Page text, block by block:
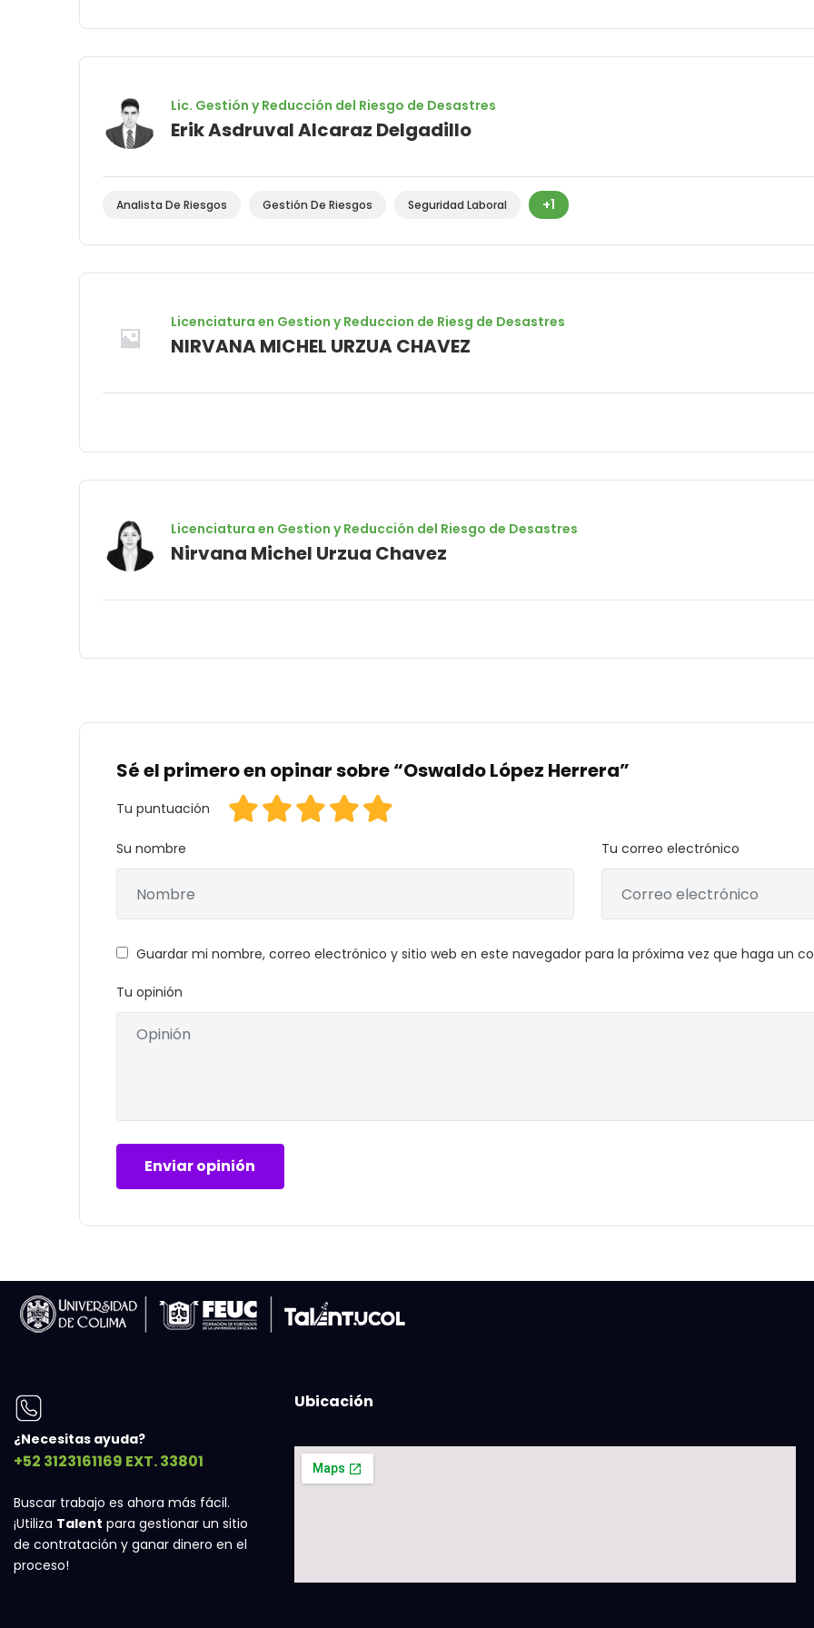
Lic. Gestión y Reducción del Riesgo de Desastres
Erik Asdruval Alcaraz Delgadillo
Analista De Riesgos Gestión De Riesgos Seguridad Laboral +1
Licenciatura en Gestion y Reduccion de Riesg de Desastres
NIRVANA MICHEL URZUA CHAVEZ
Licenciatura en Gestion y Reducción del Riesgo de Desastres
Nirvana Michel Urzua Chavez
Sé el primero en opinar sobre “Oswaldo López Herrera”
Tu puntuación
Su nombre Tu correo electrónico
Guardar mi nombre, correo electrónico y sitio web en este navegador para la próxima vez que haga un
Tu opinión
¿Necesitas ayuda?
+52 3123161169 EXT. 33801
Buscar trabajo es ahora más fácil.
¡Utiliza Talent para gestionar un sitio
de contratación y ganar dinero en el
proceso!
Ubicación